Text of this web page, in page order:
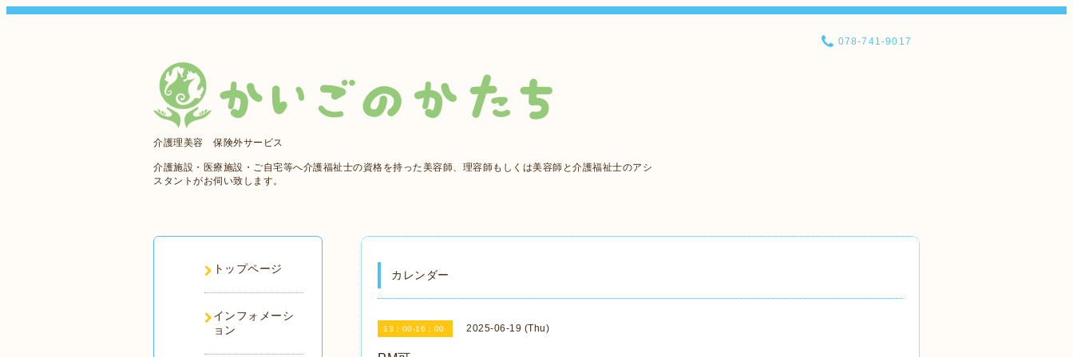
介護理美容 保険外サービス
介護施設・医療施設・ご自宅等へ介護福祉士の資格を持った美容師、理容師もしくは美容師と介護福祉士のアシ
スタントがお伺い致します。
078-741-9017
カレンダー
13：00-16：00 2025-06-19 (Thu)
トップページ
インフォメーシ
ョン